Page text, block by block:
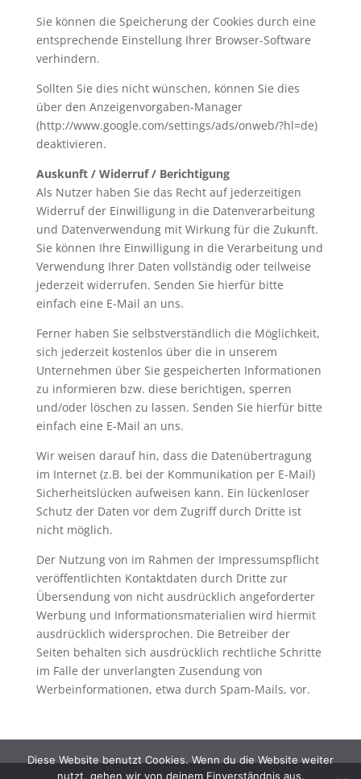
Sie können die Speicherung der Cookies durch eine
entsprechende Einstellung Ihrer Browser-Software
verhindern.
Sollten Sie dies nicht wünschen, können Sie dies
über den Anzeigenvorgaben-Manager
(http://www.google.com/settings/ads/onweb/?hl=de)
deaktivieren.
Auskunft / Widerruf / Berichtigung
Als Nutzer haben Sie das Recht auf jederzeitigen
Widerruf der Einwilligung in die Datenverarbeitung
und Datenverwendung mit Wirkung für die Zukunft.
Sie können Ihre Einwilligung in die Verarbeitung und
Verwendung Ihrer Daten vollständig oder teilweise
jederzeit widerrufen. Senden Sie hierfür bitte
einfach eine E-Mail an uns.
Ferner haben Sie selbstverständlich die Möglichkeit,
sich jederzeit kostenlos über die in unserem
Unternehmen über Sie gespeicherten Informationen
zu informieren bzw. diese berichtigen, sperren
und/oder löschen zu lassen. Senden Sie hierfür bitte
einfach eine E-Mail an uns.
Wir weisen darauf hin, dass die Datenübertragung
im Internet (z.B. bei der Kommunikation per E-Mail)
Sicherheitslücken aufweisen kann. Ein lückenloser
Schutz der Daten vor dem Zugriff durch Dritte ist
nicht möglich.
Der Nutzung von im Rahmen der Impressumspflicht
veröffentlichten Kontaktdaten durch Dritte zur
Übersendung von nicht ausdrücklich angeforderter
Werbung und Informationsmaterialien wird hiermit
ausdrücklich widersprochen. Die Betreiber der
Seiten behalten sich ausdrücklich rechtliche Schritte
im Falle der unverlangten Zusendung von
Werbeinformationen, etwa durch Spam-Mails, vor.
Diese Website benutzt Cookies. Wenn du die Website weiter
nutzt, gehen wir von deinem Einverständnis aus.